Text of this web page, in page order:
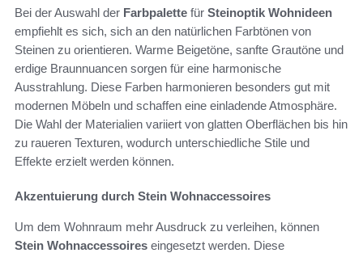
Bei der Auswahl der Farbpalette für Steinoptik Wohnideen
empfiehlt es sich, sich an den natürlichen Farbtönen von
Steinen zu orientieren. Warme Beigetöne, sanfte Grautöne und
erdige Braunnuancen sorgen für eine harmonische
Ausstrahlung. Diese Farben harmonieren besonders gut mit
modernen Möbeln und schaffen eine einladende Atmosphäre.
Die Wahl der Materialien variiert von glatten Oberflächen bis hin
zu raueren Texturen, wodurch unterschiedliche Stile und
Effekte erzielt werden können.
Akzentuierung durch Stein Wohnaccessoires
Um dem Wohnraum mehr Ausdruck zu verleihen, können
Stein Wohnaccessoires eingesetzt werden. Diese